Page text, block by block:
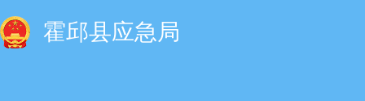
霍邱县应急局